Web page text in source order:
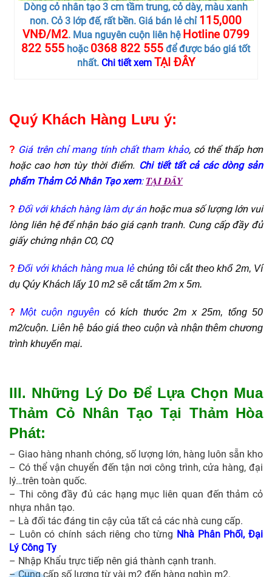
Dòng cỏ nhân tạo 3 cm tầm trung, cỏ dày, màu xanh
non. Cỏ 3 lớp đế, rất bền. Giá bán lẻ chỉ 115,000
VNĐ/M2. Mua nguyên cuộn liên hệ Hotline 0799
822 555 hoặc 0368 822 555 để được báo giá tốt
nhất. Chi tiết xem TẠI ĐÂY
Quý Khách Hàng Lưu ý:
? Giá trên chỉ mang tính chất tham khảo, có thể thấp hơn
hoặc cao hơn tùy thời điểm. Chi tiết tất cả các dòng sản
phẩm Thảm Cỏ Nhân Tạo xem: TẠI ĐÂY
? Đối với khách hàng làm dự ánhoặc mua số lượng lớn vui
lòng liên hệ để nhận báo giá cạnh tranh. Cung cấp đầy đủ
giấy chứng nhận CO, CQ
?Đối với khách hàng mua lẻchúng tôi cắt theo khổ 2m, Ví
dụ Qúy Khách lấy 10 m2 sẽ cắt tấm 2m x 5m.
?Một cuộn nguyên có kích thước 2m x 25m, tổng 50
m2/cuộn. Liên hệ báo giá theo cuộn và nhận thêm chương
trình khuyến mại.
III. Những Lý Do Để Lựa Chọn Mua
Thảm Cỏ Nhân Tạo Tại Thảm Hòa
Phát:
– Giao hàng nhanh chóng, số lượng lớn, hàng luôn sẵn kho
– Có thể vận chuyển đến tận nơi công trình, cửa hàng, đại
lý…trên toàn quốc.
– Thi công đầy đủ các hạng mục liên quan đến thảm cỏ
nhựa nhân tạo.
– Là đối tác đáng tin cậy của tất cả các nhà cung cấp.
– Luôn có chính sách riêng cho từng Nhà Phân Phối, Đại
Lý Công Ty
– Nhập Khẩu trực tiếp nên giá thành cạnh tranh.
– Cung cấp số lượng từ vài m2 đến hàng nghìn m2.